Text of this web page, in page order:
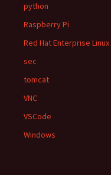
python
Raspberry Pi
Red Hat Enterprise Linux
sec
tomcat
VNC
VSCode
Windows